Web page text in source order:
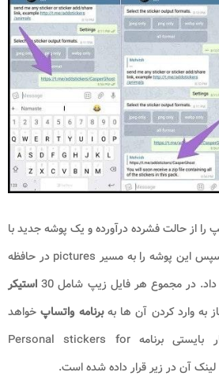
را از حالت فشرده درآورده و یک پوشه جدید با
ساخته می شود. سپس این پوشه را به مسیر pictures در حافظه
در مجموع هر فایل زیپ شامل 30
استیکر
به وارد کردن آن ها بهبرنامه واتساپخواهد
داشت. برای انجام این کار بایستی برنامه Personal stickers for